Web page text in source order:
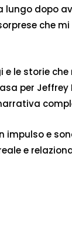
dopo
che
e le storie
per
impulso e
e